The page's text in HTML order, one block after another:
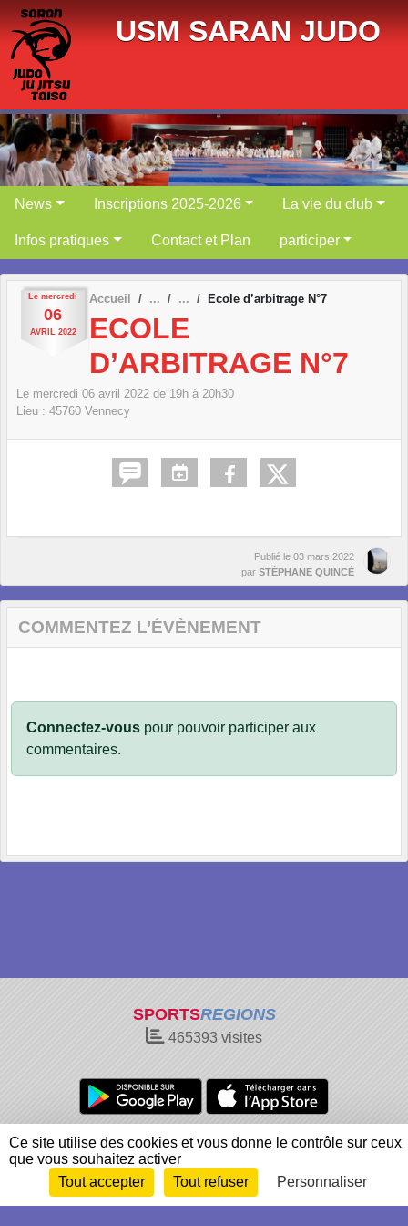
USM SARAN JUDO
News Inscriptions 2025-2026 La vie du club
Infos pratiques Contact et Plan participer
Le mercredi
06
AVRIL 2022
Accueil Ecole d’arbitrage N°7
ECOLE
D’ARBITRAGE N°7
Le mercredi 06 avril 2022 de 19h à 20h30
Lieu : 45760 Vennecy
Publié le 03 mars 2022
par STÉPHANE QUINCÉ
COMMENTEZ L’ÉVÈNEMENT
Connectez-vous pour pouvoir participer aux
commentaires.
SPORTSREGIONS
465393 visites
Charte cookies
Gestion des cookies
Informations légales
Signaler un contenu inapproprié
Envie de participer ?
Connexion
Panneau de gestion des cookies
Ce site utilise des cookies et vous donne le contrôle sur ceux
que vous souhaitez activer
Tout accepter
Tout refuser Personnaliser